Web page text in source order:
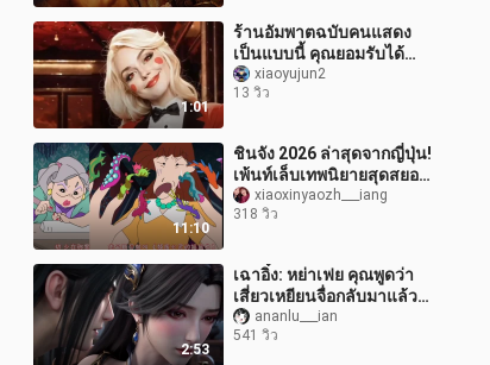
1:01
ร้านอัมพาตฉบับคนแสดง
เป็นแบบนี้ คุณยอมรับได้
ไหม?xiaoyujun2
13 วิว
11:10
ชินจัง 2026 ล่าสุดจากญี่ปุ่น!
เพ้นท์เล็บเทพนิยายสุดสยอง
💅 xiaoxinyaozh___iang
318 วิว
2:53
เฉาอิ๋ง: หย่าเฟย คุณพูดว่า
เสี่ยวเหยียนจื่อกลับมาแล้ว
เหรอ? วิธีใช้ร่างแยกแห่ง
วิญญาณที่ถูกต้อง
ananlu___ian
541 วิว